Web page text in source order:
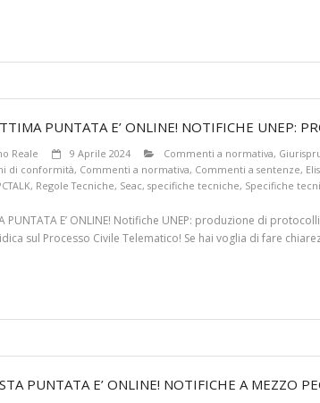
PUNTATA E’ ONLINE! NOTIFICHE UNEP:
Reale 9 Aprile 2024 Commenti a normativa,
di conformità, Commenti a normativa, Commenti a sentenze,
, Regole Tecniche, Seac, specifiche tecniche, Specifiche
PUNTATA E’ ONLINE! Notifiche UNEP: produzione di
sul Processo Civile Telematico! Se hai voglia di fare
PUNTATA E’ ONLINE! NOTIFICHE A MEZZO